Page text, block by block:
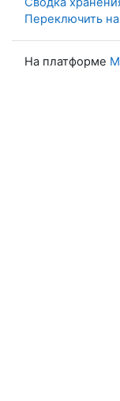
Переключить
На платформе